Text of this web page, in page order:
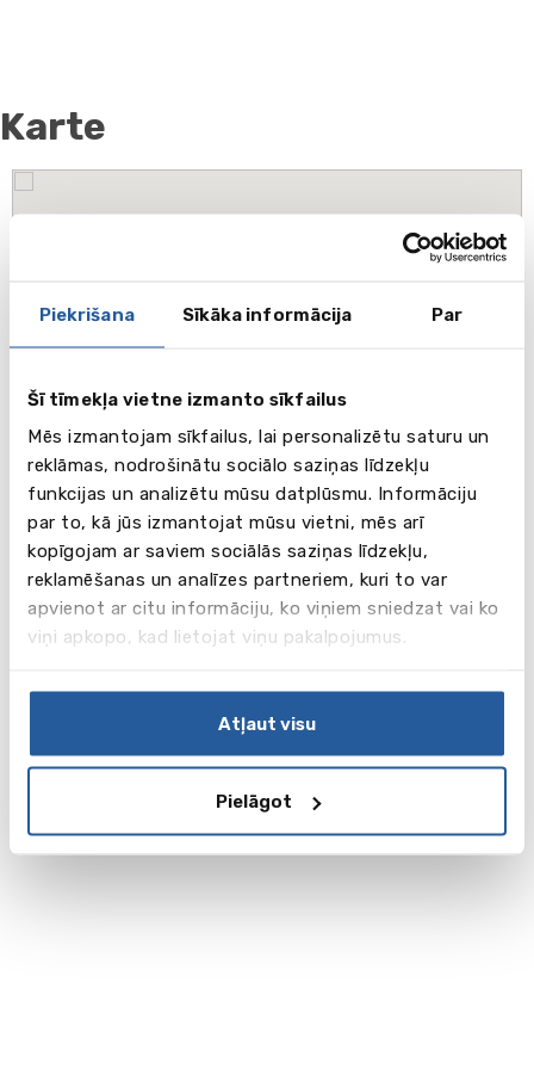
Piekrišana Sīkāka informācija Par
Šī tīmekļa vietne izmanto sīkfailus
Mēs izmantojam sīkfailus, lai personalizētu saturu un
reklāmas, nodrošinātu sociālo saziņas līdzekļu
funkcijas un analizētu mūsu datplūsmu. Informāciju
par to, kā jūs izmantojat mūsu vietni, mēs arī
kopīgojam ar saviem sociālās saziņas līdzekļu,
reklamēšanas un analīzes partneriem, kuri to var
apvienot ar citu informāciju, ko viņiem sniedzat vai ko
viņi apkopo, kad lietojat viņu pakalpojumus.
Atļaut visu
Pielāgot
Karte